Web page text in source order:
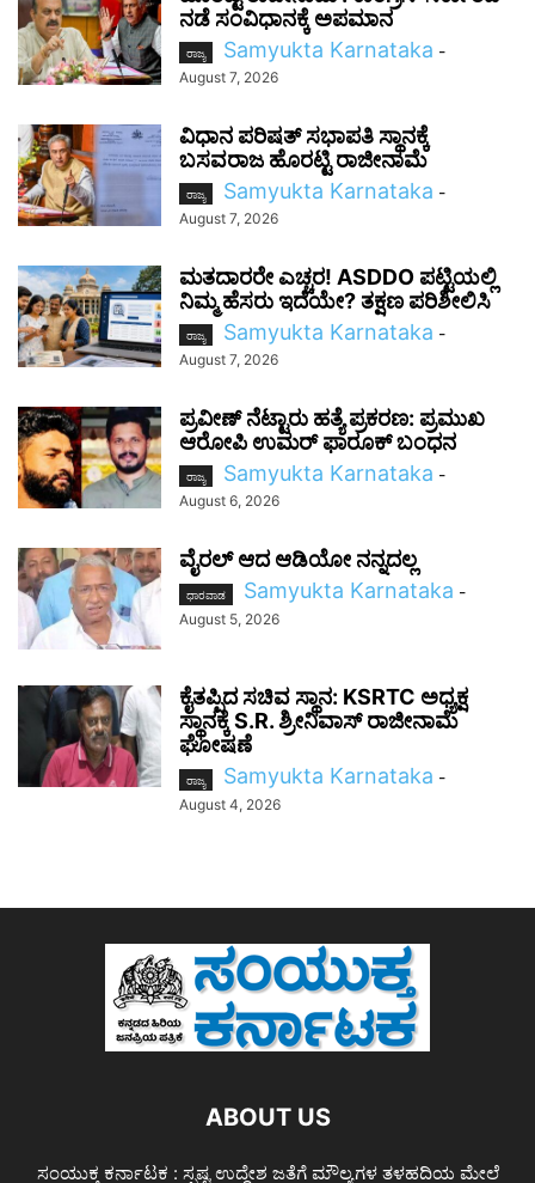
ನಡೆ ಸಂವಿಧಾನಕ್ಕೆ ಅಪಮಾನ
ರಾಜ್ಯ Samyukta Karnataka -
August 7, 2026
ವಿಧಾನ ಪರಿಷತ್ ಸಭಾಪತಿ ಸ್ಥಾನಕ್ಕೆ
ಬಸವರಾಜ ಹೊರಟ್ಟಿ ರಾಜೀನಾಮೆ
ರಾಜ್ಯ Samyukta Karnataka -
August 7, 2026
ಮತದಾರರೇ ಎಚ್ಚರ! ASDDO ಪಟ್ಟಿಯಲ್ಲಿ
ನಿಮ್ಮ ಹೆಸರು ಇದೆಯೇ? ತಕ್ಷಣ ಪರಿಶೀಲಿಸಿ
ರಾಜ್ಯ Samyukta Karnataka -
August 7, 2026
ಪ್ರವೀಣ್ ನೆಟ್ಟಾರು ಹತ್ಯೆ ಪ್ರಕರಣ: ಪ್ರಮುಖ
ಆರೋಪಿ ಉಮರ್ ಫಾರೂಕ್ ಬಂಧನ
ರಾಜ್ಯ Samyukta Karnataka -
August 6, 2026
ವೈರಲ್ ಆದ ಆಡಿಯೋ ನನ್ನದಲ್ಲ
ಧಾರವಾಡ Samyukta Karnataka -
August 5, 2026
ಕೈತಪ್ಪಿದ ಸಚಿವ ಸ್ಥಾನ: KSRTC ಅಧ್ಯಕ್ಷ
ಸ್ಥಾನಕ್ಕೆ S.R. ಶ್ರೀನಿವಾಸ್ ರಾಜೀನಾಮೆ
ಘೋಷಣೆ
ರಾಜ್ಯ Samyukta Karnataka -
August 4, 2026
ABOUT US
ಸಂಯುಕ್ತ ಕರ್ನಾಟಕ : ಸ್ಪಷ್ಟ ಉದ್ದೇಶ ಜತೆಗೆ ಮೌಲ್ಯಗಳ ತಳಹದಿಯ ಮೇಲೆ